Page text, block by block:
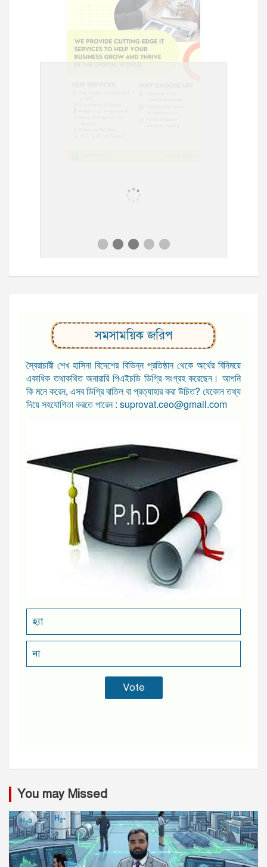
সমসাময়িক জরিপ
স্বৈরাচারী শেখ হাসিনা বিদেশের বিভিন্ন প্রতিষ্ঠান থেকে অর্থের বিনিময়ে
একাধিক তথাকথিত অনারারি পিএইচডি ডিগ্রি সংগ্রহ করেছেন। আপনি
কি মনে করেন, এসব ডিগ্রি বাতিল বা প্রত্যাহার করা উচিত? যেকোন তথ্য
দিয়ে সহযোগিতা করতে পারেন : suprovat.ceo@gmail.com
হ্যা
না
You may Missed